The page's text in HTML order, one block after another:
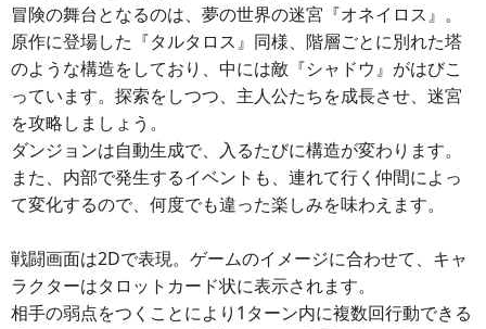
冒険の舞台となるのは、夢の世界の迷宮『オネイロス』。
原作に登場した『タルタロス』同様、階層ごとに別れた塔
のような構造をしており、中には敵『シャドウ』がはびこ
っています。探索をしつつ、主人公たちを成長させ、迷宮
を攻略しましょう。
ダンジョンは自動生成で、入るたびに構造が変わります。
また、内部で発生するイベントも、連れて行く仲間によっ
て変化するので、何度でも違った楽しみを味わえます。
戦闘画面は2Dで表現。ゲームのイメージに合わせて、キャ
ラクターはタロットカード状に表示されます。
相手の弱点をつくことにより1ターン内に複数回行動できる